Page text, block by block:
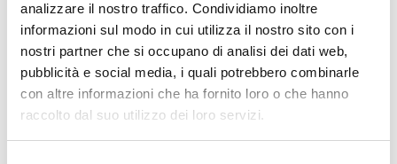
analizzare il nostro traffico. Condividiamo inoltre
informazioni sul modo in cui utilizza il nostro sito con i
nostri partner che si occupano di analisi dei dati web,
pubblicità e social media, i quali potrebbero combinarle
con altre informazioni che ha fornito loro o che hanno
raccolto dal suo utilizzo dei loro servizi.
for Families
and Travel
Discover the best
seven-seater cars for
family vacations and
Tips to Stay
Safe on the
Road